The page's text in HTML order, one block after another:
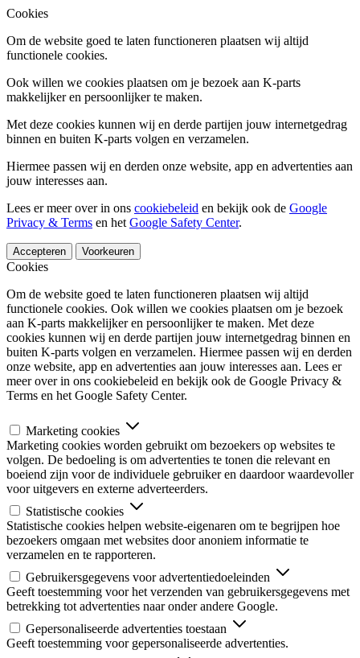
Cookies
Om de website goed te laten functioneren plaatsen wij altijd
functionele cookies.
Ook willen we cookies plaatsen om je bezoek aan K-parts
makkelijker en persoonlijker te maken.
Met deze cookies kunnen wij en derde partijen jouw internetgedrag
binnen en buiten K-parts volgen en verzamelen.
Hiermee passen wij en derden onze website, app en advertenties aan
jouw interesses aan.
Lees er meer over in ons cookiebeleid en bekijk ook de Google
Privacy & Terms en het Google Safety Center.
Accepteren Voorkeuren
Cookies
Om de website goed te laten functioneren plaatsen wij altijd
functionele cookies. Ook willen we cookies plaatsen om je bezoek
aan K-parts makkelijker en persoonlijker te maken. Met deze
cookies kunnen wij en derde partijen jouw internetgedrag binnen en
buiten K-parts volgen en verzamelen. Hiermee passen wij en derden
onze website, app en advertenties aan jouw interesses aan. Lees er
meer over in ons cookiebeleid en bekijk ook de Google Privacy &
Terms en het Google Safety Center.
Marketing cookies
Marketing cookies worden gebruikt om bezoekers op websites te
volgen. De bedoeling is om advertenties te tonen die relevant en
boeiend zijn voor de individuele gebruiker en daardoor waardevoller
voor uitgevers en externe adverteerders.
Statistische cookies
Statistische cookies helpen website-eigenaren om te begrijpen hoe
bezoekers omgaan met websites door anoniem informatie te
verzamelen en te rapporteren.
Gebruikersgegevens voor advertentiedoeleinden
Geeft toestemming voor het verzenden van gebruikersgegevens met
betrekking tot advertenties naar onder andere Google.
Gepersonaliseerde advertenties toestaan
Geeft toestemming voor gepersonaliseerde advertenties.